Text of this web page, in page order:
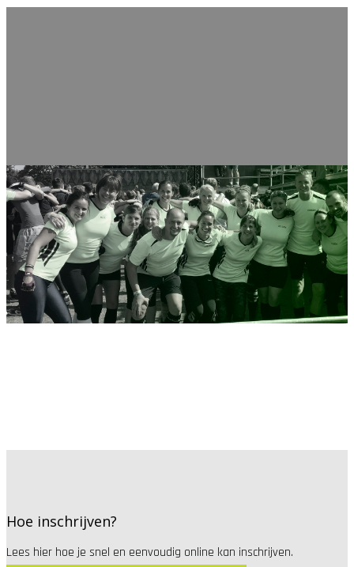
Hoe inschrijven?
Lees hier hoe je snel en eenvoudig online kan inschrijven.